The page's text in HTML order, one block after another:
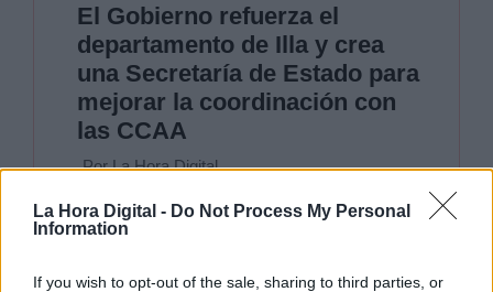
La Hora Digital - Do Not Process My Personal
Information
If you wish to opt-out of the sale, sharing to third parties, or
El Gobierno refuerza el
departamento de Illa y crea
una Secretaría de Estado para
mejorar la coordinación con
las CCAA
Por La Hora Digital